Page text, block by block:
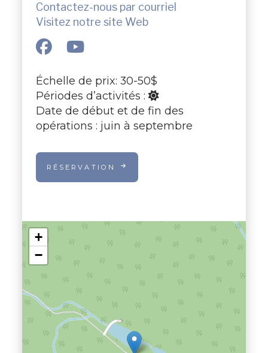
Contactez-nous par courriel
Visitez notre site Web
Échelle de prix: 30-50$
Périodes d’activités :
Date de début et de fin des
opérations : juin à septembre
RÉSERVATION
+
−